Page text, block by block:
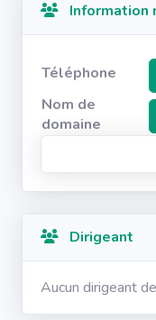
Information
Téléphone
Nom de
domaine
Dirigeant
Aucun dirigeant